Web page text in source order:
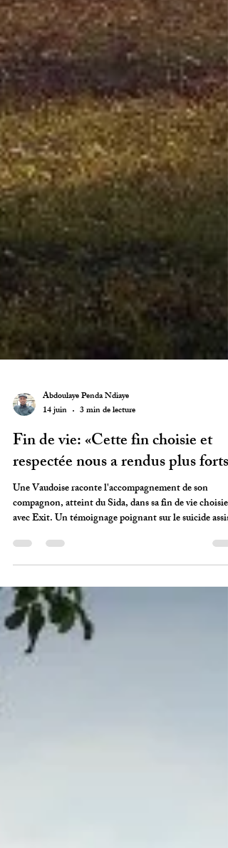
Abdoulaye Penda Ndiaye
14 juin
3 min de lecture
Fin de vie: «Cette fin choisie et
respectée nous a rendus plus forts»